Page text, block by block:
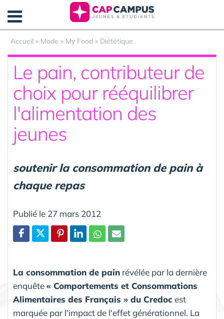
Accueil » Mode » My Food » Diététique
Le pain, contributeur de
choix pour rééquilibrer
l'alimentation des
jeunes
soutenir la consommation de pain à
chaque repas
Publié le 27 mars 2012
La consommation de pain révélée par la dernière
enquête« Comportements et Consommations
Alimentaires des Français » du Credoc est
marquée par l'impact de l'effet générationnel. La
Panneau de gestion des cookies